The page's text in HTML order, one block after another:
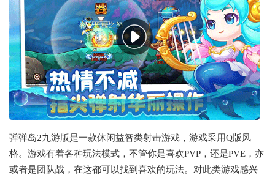
弹弹岛2九游版是一款休闲益智类射击游戏，游戏采用Q版风
格。游戏有着各种玩法模式，不管你是喜欢PVP，还是PVE，亦
或者是团队战，在这都可以找到喜欢的玩法。对此类游戏感兴